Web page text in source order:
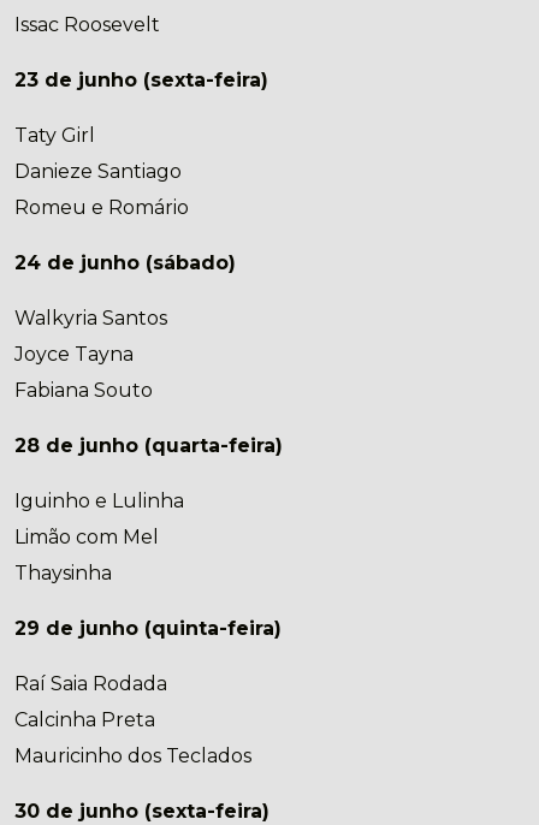
Issac Roosevelt
23 de junho (sexta-feira)
Taty Girl
Danieze Santiago
Romeu e Romário
24 de junho (sábado)
Walkyria Santos
Joyce Tayna
Fabiana Souto
28 de junho (quarta-feira)
Iguinho e Lulinha
Limão com Mel
Thaysinha
29 de junho (quinta-feira)
Raí Saia Rodada
Calcinha Preta
Mauricinho dos Teclados
30 de junho (sexta-feira)